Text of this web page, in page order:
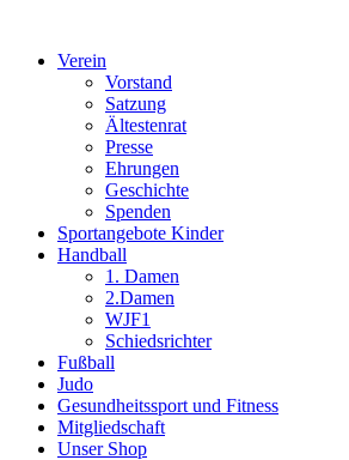
Verein
Vorstand
Satzung
Ältestenrat
Presse
Ehrungen
Geschichte
Spenden
Sportangebote Kinder
Handball
1. Damen
2.Damen
WJF1
Schiedsrichter
Fußball
Judo
Gesundheitssport und Fitness
Mitgliedschaft
Unser Shop